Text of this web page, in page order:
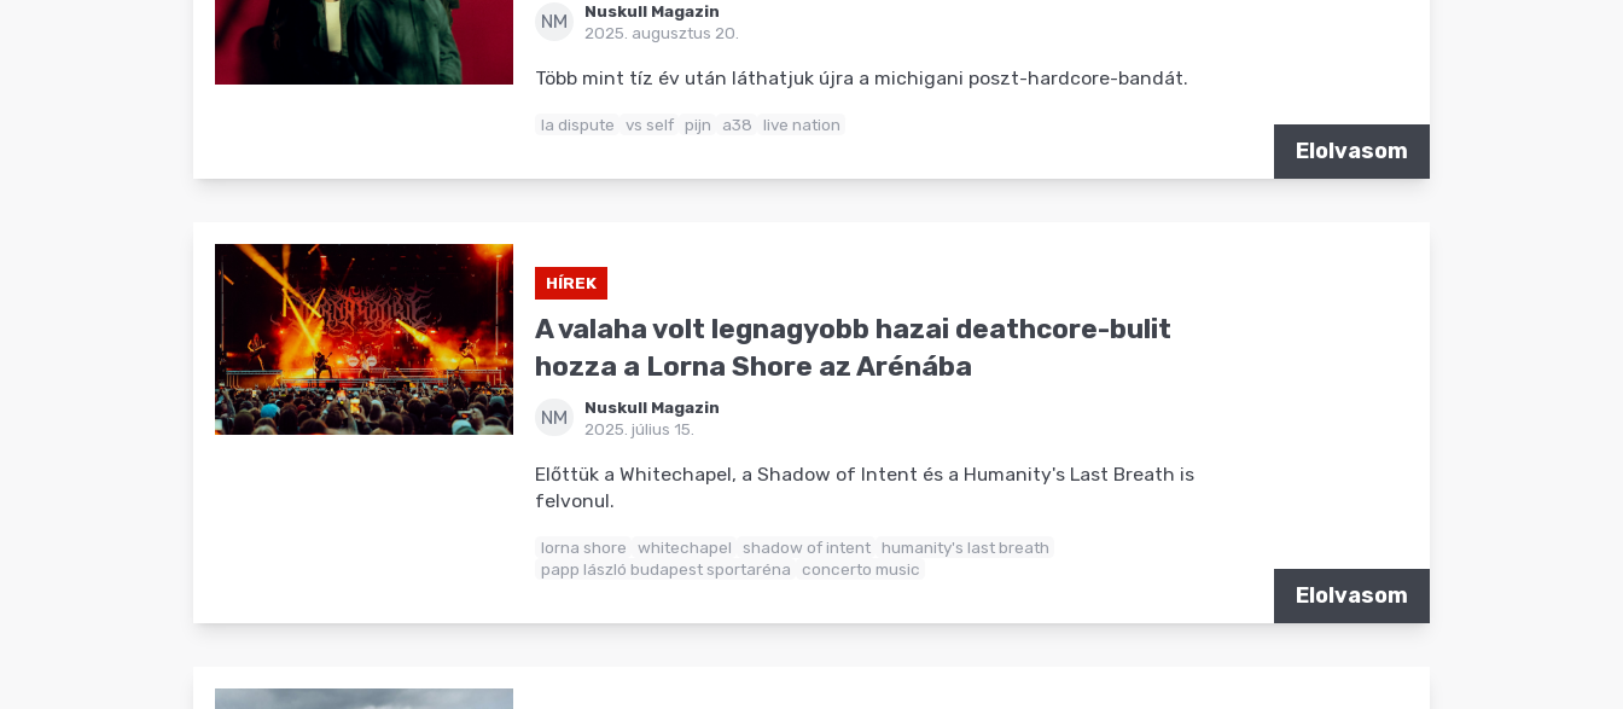
NM
Nuskull Magazin
2025. augusztus 20.
Több mint tíz év után láthatjuk újra a michigani poszt-hardcore-bandát.
la dispute vs self pijn a38 live nation
Elolvasom
HÍREK
A valaha volt legnagyobb hazai deathcore-bulit
hozza a Lorna Shore az Arénába
NM
Nuskull Magazin
2025. július 15.
Előttük a Whitechapel, a Shadow of Intent és a Humanity's Last Breath is
felvonul.
lorna shore whitechapel shadow of intent humanity's last breath
papp lászló budapest sportaréna
concerto music
Elolvasom